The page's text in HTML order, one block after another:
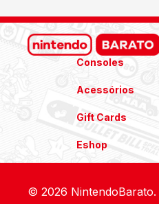
Consoles
Acessórios
Gift Cards
Eshop
© 2026 NintendoBarato.